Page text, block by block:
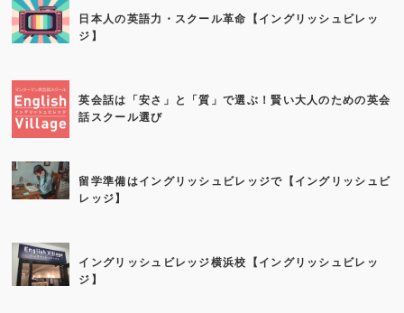
日本人の英語力・スクール革命【イングリッシュビレッ
ジ】
英会話は「安さ」と「質」で選ぶ！賢い大人のための英会
話スクール選び
留学準備はイングリッシュビレッジで【イングリッシュビ
レッジ】
イングリッシュビレッジ横浜校【イングリッシュビレッ
ジ】